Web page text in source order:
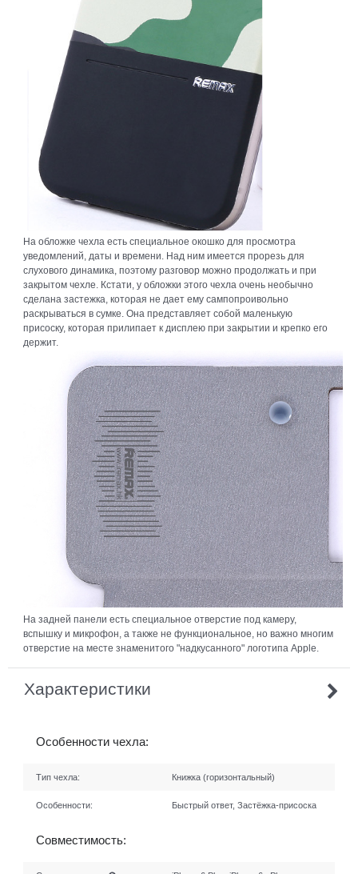
На обложке чехла есть специальное окошко для просмотра
уведомлений, даты и времени. Над ним имеется прорезь для
слухового динамика, поэтому разговор можно продолжать и при
закрытом чехле. Кстати, у обложки этого чехла очень необычно
сделана застежка, которая не дает ему сампопроивольно
раскрываться в сумке. Она представляет собой маленькую
присоску, которая прилипает к дисплею при закрытии и крепко его
держит.
На задней панели есть специальное отверстие под камеру,
вспышку и микрофон, а также не функциональное, но важно многим
отверстие на месте знаменитого "надкусанного" логотипа Apple.
Характеристики
Особенности чехла:
Тип чехла: Книжка (горизонтальный)
Особенности: Быстрый ответ, Застёжка-присоска
Совместимость: